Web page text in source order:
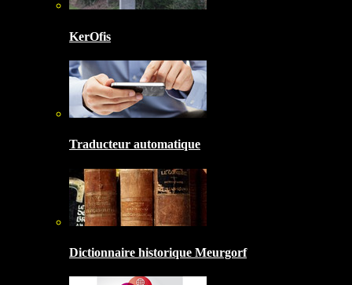
KerOfis
Traducteur automatique
Dictionnaire historique Meurgorf